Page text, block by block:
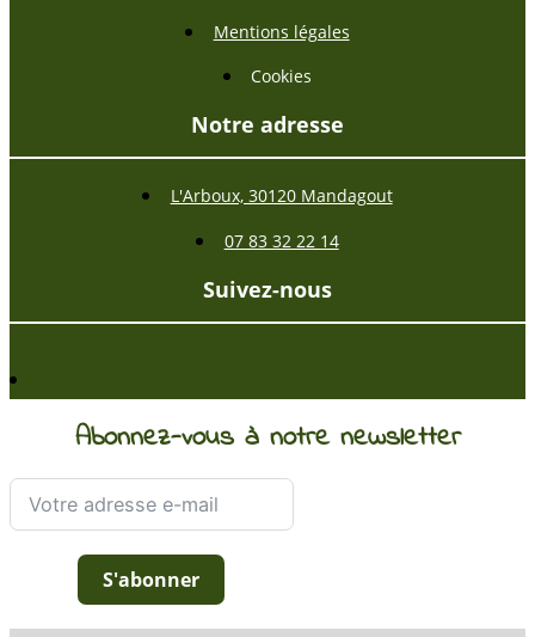
Mentions légales
Cookies
Notre adresse
L'Arboux, 30120 Mandagout
07 83 32 22 14
Suivez-nous
Abonnez-vous à notre newsletter
S'abonner